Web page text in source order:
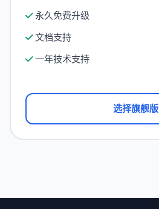
永久免费升级
文档支持
一年技术支持
选择旗舰版